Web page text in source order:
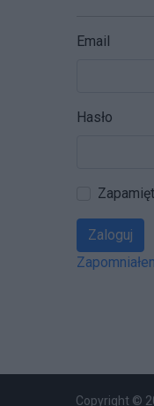
Email
Hasło
Zaloguj
Copyright ©